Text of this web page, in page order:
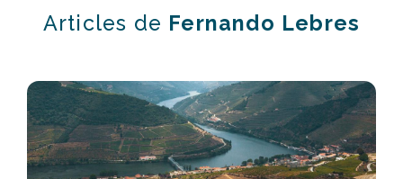
Articles de Fernando Lebres